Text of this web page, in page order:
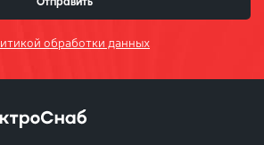
обработки данных